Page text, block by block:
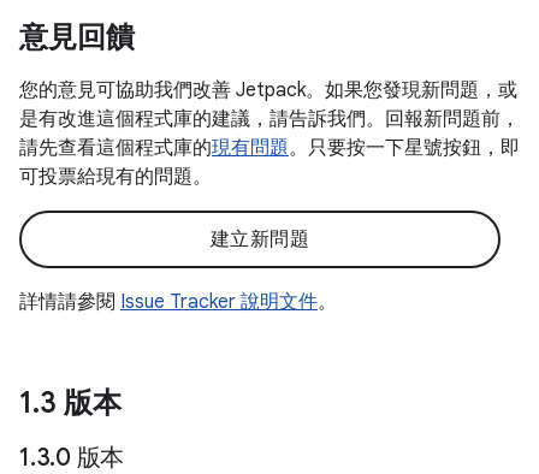
意見回饋
您的意見可協助我們改善 Jetpack。如果您發現新問題，或
是有改進這個程式庫的建議，請告訴我們。回報新問題前，
請先查看這個程式庫的現有問題。只要按一下星號按鈕，即
可投票給現有的問題。
建立新問題
詳情請參閱 Issue Tracker 說明文件。
1.3 版本
1.3.0 版本